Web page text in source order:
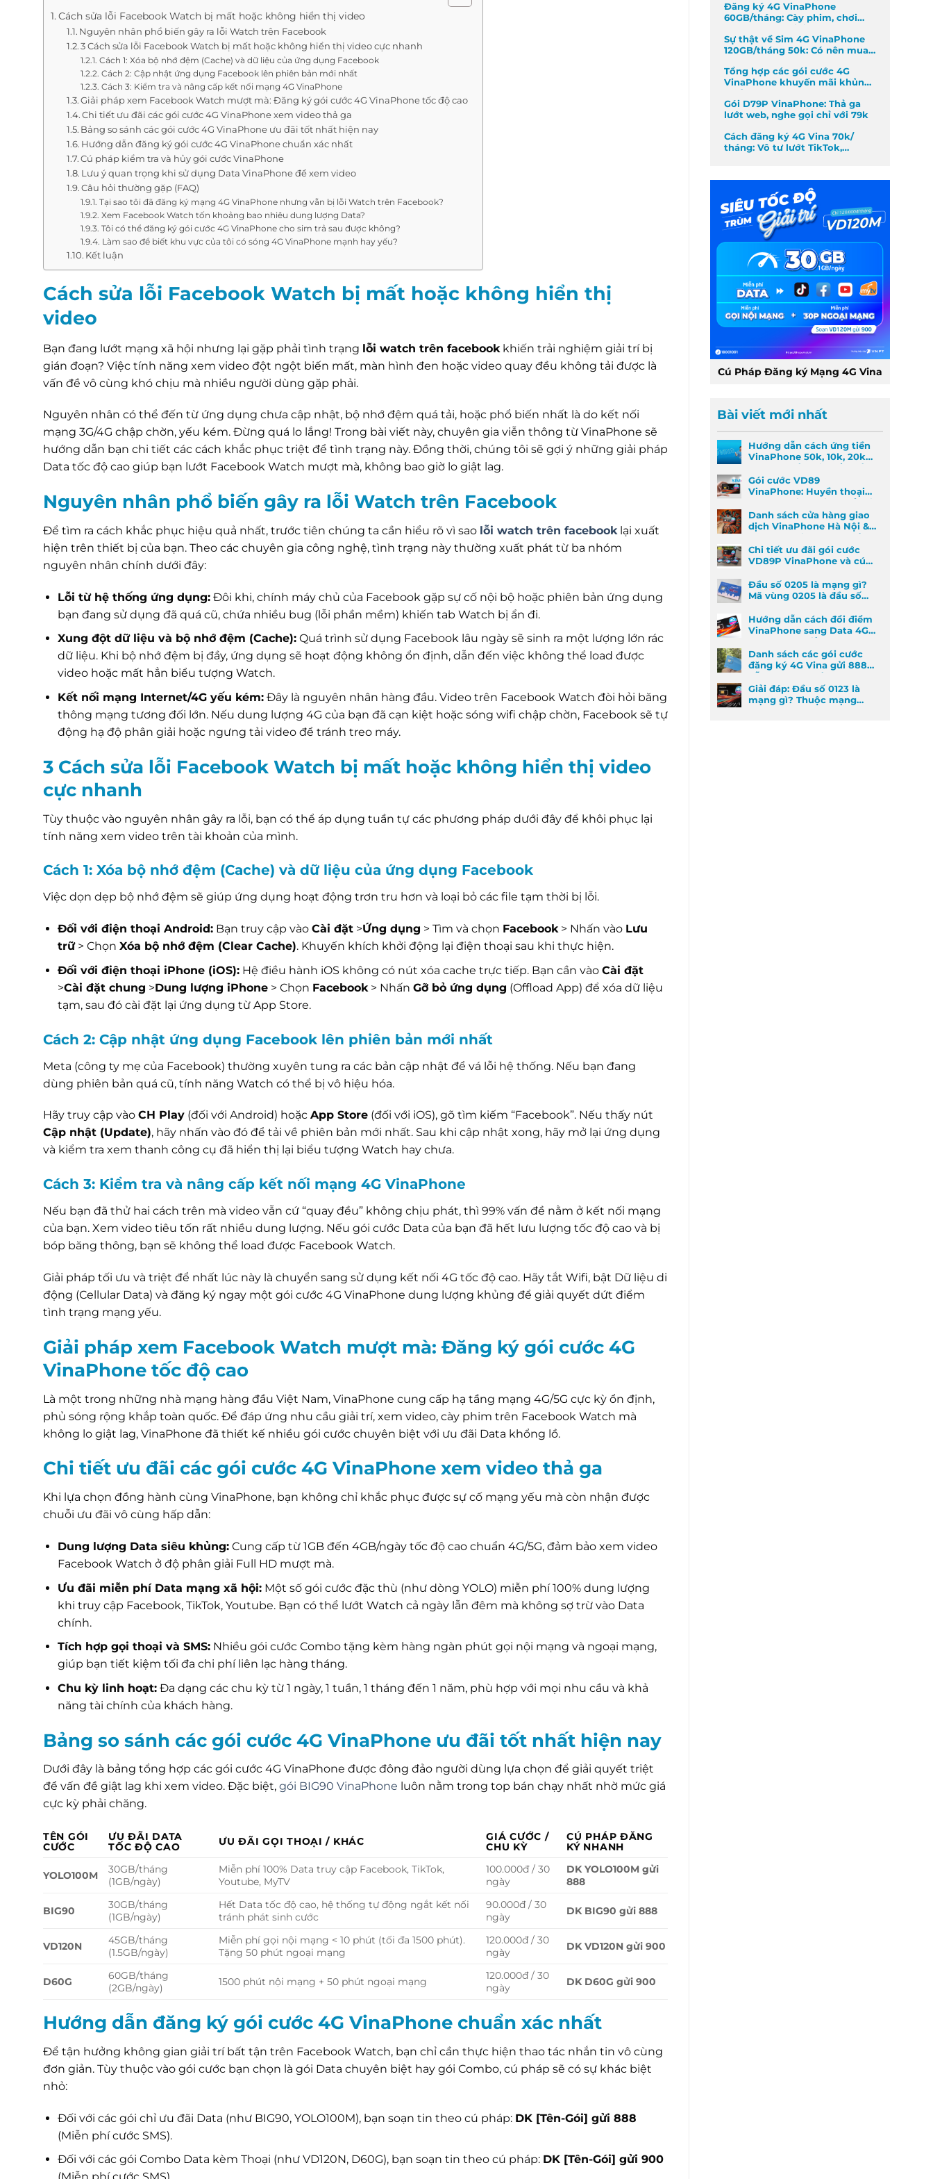
Cách sửa lỗi Facebook Watch bị mất hoặc không hiển thị video
Nguyên nhân phổ biến gây ra lỗi Watch trên Facebook
3 Cách sửa lỗi Facebook Watch bị mất hoặc không hiển thị video cực nhanh
Cách 1: Xóa bộ nhớ đệm (Cache) và dữ liệu của ứng dụng Facebook
Cách 2: Cập nhật ứng dụng Facebook lên phiên bản mới nhất
Cách 3: Kiểm tra và nâng cấp kết nối mạng 4G VinaPhone
Giải pháp xem Facebook Watch mượt mà: Đăng ký gói cước 4G VinaPhone tốc độ cao
Chi tiết ưu đãi các gói cước 4G VinaPhone xem video thả ga
Bảng so sánh các gói cước 4G VinaPhone ưu đãi tốt nhất hiện nay
Hướng dẫn đăng ký gói cước 4G VinaPhone chuẩn xác nhất
Cú pháp kiểm tra và hủy gói cước VinaPhone
Lưu ý quan trọng khi sử dụng Data VinaPhone để xem video
Câu hỏi thường gặp (FAQ)
Tại sao tôi đã đăng ký mạng 4G VinaPhone nhưng vẫn bị lỗi Watch trên Facebook?
Xem Facebook Watch tốn khoảng bao nhiêu dung lượng Data?
Tôi có thể đăng ký gói cước 4G VinaPhone cho sim trả sau được không?
Làm sao để biết khu vực của tôi có sóng 4G VinaPhone mạnh hay yếu?
Kết luận
Cách sửa lỗi Facebook Watch bị mất hoặc không hiển thị
video
Bạn đang lướt mạng xã hội nhưng lại gặp phải tình trạng lỗi watch trên facebook khiến trải nghiệm giải trí bị
gián đoạn? Việc tính năng xem video đột ngột biến mất, màn hình đen hoặc video quay đều không tải được là
vấn đề vô cùng khó chịu mà nhiều người dùng gặp phải.
Nguyên nhân có thể đến từ ứng dụng chưa cập nhật, bộ nhớ đệm quá tải, hoặc phổ biến nhất là do kết nối
mạng 3G/4G chập chờn, yếu kém. Đừng quá lo lắng! Trong bài viết này, chuyên gia viễn thông từ VinaPhone sẽ
hướng dẫn bạn chi tiết các cách khắc phục triệt để tình trạng này. Đồng thời, chúng tôi sẽ gợi ý những giải pháp
Data tốc độ cao giúp bạn lướt Facebook Watch mượt mà, không bao giờ lo giật lag.
Nguyên nhân phổ biến gây ra lỗi Watch trên Facebook
Để tìm ra cách khắc phục hiệu quả nhất, trước tiên chúng ta cần hiểu rõ vì sao lỗi watch trên facebooklại xuất
hiện trên thiết bị của bạn. Theo các chuyên gia công nghệ, tình trạng này thường xuất phát từ ba nhóm
nguyên nhân chính dưới đây:
Lỗi từ hệ thống ứng dụng:Đôi khi, chính máy chủ của Facebook gặp sự cố nội bộ hoặc phiên bản ứng dụng
bạn đang sử dụng đã quá cũ, chứa nhiều bug (lỗi phần mềm) khiến tab Watch bị ẩn đi.
Xung đột dữ liệu và bộ nhớ đệm (Cache):Quá trình sử dụng Facebook lâu ngày sẽ sinh ra một lượng lớn rác
dữ liệu. Khi bộ nhớ đệm bị đầy, ứng dụng sẽ hoạt động không ổn định, dẫn đến việc không thể load được
video hoặc mất hẳn biểu tượng Watch.
Kết nối mạng Internet/4G yếu kém:Đây là nguyên nhân hàng đầu. Video trên Facebook Watch đòi hỏi băng
thông mạng tương đối lớn. Nếu dung lượng 4G của bạn đã cạn kiệt hoặc sóng wifi chập chờn, Facebook sẽ tự
động hạ độ phân giải hoặc ngưng tải video để tránh treo máy.
3 Cách sửa lỗi Facebook Watch bị mất hoặc không hiển thị video
cực nhanh
Tùy thuộc vào nguyên nhân gây ra lỗi, bạn có thể áp dụng tuần tự các phương pháp dưới đây để khôi phục lại
tính năng xem video trên tài khoản của mình.
Cách 1: Xóa bộ nhớ đệm (Cache) và dữ liệu của ứng dụng Facebook
Việc dọn dẹp bộ nhớ đệm sẽ giúp ứng dụng hoạt động trơn tru hơn và loại bỏ các file tạm thời bị lỗi.
Đối với điện thoại Android:Bạn truy cập vào Cài đặt>Ứng dụng > Tìm và chọn Facebook> Nhấn vào Lưu
trữ> Chọn Xóa bộ nhớ đệm (Clear Cache). Khuyến khích khởi động lại điện thoại sau khi thực hiện.
Đối với điện thoại iPhone (iOS):Hệ điều hành iOS không có nút xóa cache trực tiếp. Bạn cần vào Cài đặt
>Cài đặt chung >Dung lượng iPhone> Chọn Facebook> Nhấn Gỡ bỏ ứng dụng (Offload App) để xóa dữ liệu
tạm, sau đó cài đặt lại ứng dụng từ App Store.
Cách 2: Cập nhật ứng dụng Facebook lên phiên bản mới nhất
Meta (công ty mẹ của Facebook) thường xuyên tung ra các bản cập nhật để vá lỗi hệ thống. Nếu bạn đang
dùng phiên bản quá cũ, tính năng Watch có thể bị vô hiệu hóa.
Hãy truy cập vào CH Play (đối với Android) hoặc App Store (đối với iOS), gõ tìm kiếm “Facebook”. Nếu thấy nút
Cập nhật (Update), hãy nhấn vào đó để tải về phiên bản mới nhất. Sau khi cập nhật xong, hãy mở lại ứng dụng
và kiểm tra xem thanh công cụ đã hiển thị lại biểu tượng Watch hay chưa.
Cách 3: Kiểm tra và nâng cấp kết nối mạng 4G VinaPhone
Nếu bạn đã thử hai cách trên mà video vẫn cứ “quay đều” không chịu phát, thì 99% vấn đề nằm ở kết nối mạng
của bạn. Xem video tiêu tốn rất nhiều dung lượng. Nếu gói cước Data của bạn đã hết lưu lượng tốc độ cao và bị
bóp băng thông, bạn sẽ không thể load được Facebook Watch.
Giải pháp tối ưu và triệt để nhất lúc này là chuyển sang sử dụng kết nối 4G tốc độ cao. Hãy tắt Wifi, bật Dữ liệu di
động (Cellular Data) và đăng ký ngay một gói cước 4G VinaPhone dung lượng khủng để giải quyết dứt điểm
tình trạng mạng yếu.
Giải pháp xem Facebook Watch mượt mà: Đăng ký gói cước 4G
VinaPhone tốc độ cao
Là một trong những nhà mạng hàng đầu Việt Nam, VinaPhone cung cấp hạ tầng mạng 4G/5G cực kỳ ổn định,
phủ sóng rộng khắp toàn quốc. Để đáp ứng nhu cầu giải trí, xem video, cày phim trên Facebook Watch mà
không lo giật lag, VinaPhone đã thiết kế nhiều gói cước chuyên biệt với ưu đãi Data khổng lồ.
Chi tiết ưu đãi các gói cước 4G VinaPhone xem video thả ga
Khi lựa chọn đồng hành cùng VinaPhone, bạn không chỉ khắc phục được sự cố mạng yếu mà còn nhận được
chuỗi ưu đãi vô cùng hấp dẫn:
Dung lượng Data siêu khủng:Cung cấp từ 1GB đến 4GB/ngày tốc độ cao chuẩn 4G/5G, đảm bảo xem video
Facebook Watch ở độ phân giải Full HD mượt mà.
Ưu đãi miễn phí Data mạng xã hội:Một số gói cước đặc thù (như dòng YOLO) miễn phí 100% dung lượng
khi truy cập Facebook, TikTok, Youtube. Bạn có thể lướt Watch cả ngày lẫn đêm mà không sợ trừ vào Data
chính.
Tích hợp gọi thoại và SMS:Nhiều gói cước Combo tặng kèm hàng ngàn phút gọi nội mạng và ngoại mạng,
giúp bạn tiết kiệm tối đa chi phí liên lạc hàng tháng.
Chu kỳ linh hoạt:Đa dạng các chu kỳ từ 1 ngày, 1 tuần, 1 tháng đến 1 năm, phù hợp với mọi nhu cầu và khả
năng tài chính của khách hàng.
Bảng so sánh các gói cước 4G VinaPhone ưu đãi tốt nhất hiện nay
Dưới đây là bảng tổng hợp các gói cước 4G VinaPhone được đông đảo người dùng lựa chọn để giải quyết triệt
để vấn đề giật lag khi xem video. Đặc biệt, gói BIG90 VinaPhone luôn nằm trong top bán chạy nhất nhờ mức giá
cực kỳ phải chăng.
TÊN GÓI
CƯỚC
ƯU ĐÃI DATA
TỐC ĐỘ CAO
ƯU ĐÃI GỌI THOẠI / KHÁC
GIÁ CƯỚC /
CHU KỲ
CÚ PHÁP ĐĂNG
KÝ NHANH
YOLO100M
30GB/tháng
(1GB/ngày)
Miễn phí 100% Data truy cập Facebook, TikTok,
Youtube, MyTV
100.000đ / 30
ngày
DK YOLO100M gửi
888
BIG90
30GB/tháng
(1GB/ngày)
Hết Data tốc độ cao, hệ thống tự động ngắt kết nối
tránh phát sinh cước
90.000đ / 30
ngày
DK BIG90 gửi 888
VD120N
45GB/tháng
(1.5GB/ngày)
Miễn phí gọi nội mạng < 10 phút (tối đa 1500 phút).
Tặng 50 phút ngoại mạng
120.000đ / 30
ngày
DK VD120N gửi 900
D60G
60GB/tháng
(2GB/ngày)
1500 phút nội mạng + 50 phút ngoại mạng
120.000đ / 30
ngày
DK D60G gửi 900
Hướng dẫn đăng ký gói cước 4G VinaPhone chuẩn xác nhất
Để tận hưởng không gian giải trí bất tận trên Facebook Watch, bạn chỉ cần thực hiện thao tác nhắn tin vô cùng
đơn giản. Tùy thuộc vào gói cước bạn chọn là gói Data chuyên biệt hay gói Combo, cú pháp sẽ có sự khác biệt
nhỏ:
Đối với các gói chỉ ưu đãi Data (như BIG90, YOLO100M), bạn soạn tin theo cú pháp: DK [Tên-Gói] gửi 888
(Miễn phí cước SMS).
Đối với các gói Combo Data kèm Thoại (như VD120N, D60G), bạn soạn tin theo cú pháp: DK [Tên-Gói] gửi 900
Đăng ký 4G VinaPhone
60GB/tháng: Cày phim, chơi
Sự thật về Sim 4G VinaPhone
120GB/tháng 50k: Có nên mua
Tổng hợp các gói cước 4G
VinaPhone khuyến mãi khủng
Gói D79P VinaPhone: Thả ga
lướt web, nghe gọi chỉ với 79k
Cách đăng ký 4G Vina 70k/
tháng: Vô tư lướt TikTok,
Cú Pháp Đăng ký Mạng 4G Vina
Bài viết mới nhất
Hướng dẫn cách ứng tiền
VinaPhone 50k, 10k, 20k
nhanh nhất khi khẩn cấp
Gói cước VD89
VinaPhone: Huyền thoại
Data & Gọi thoại đã trở lại
Danh sách cửa hàng giao
dịch VinaPhone Hà Nội &
Cách tìm VinaPhone gần
đây
Chi tiết ưu đãi gói cước
VD89P VinaPhone và cú
Đầu số 0205 là mạng gì?
Mã vùng 0205 là đầu số
Hướng dẫn cách đổi điểm
VinaPhone sang Data 4G
cực kỳ đơn giản
Danh sách các gói cước
đăng ký 4G Vina gửi 888
dễ đăng ký nhất
Giải đáp: Đầu số 0123 là
mạng gì? Thuộc mạng